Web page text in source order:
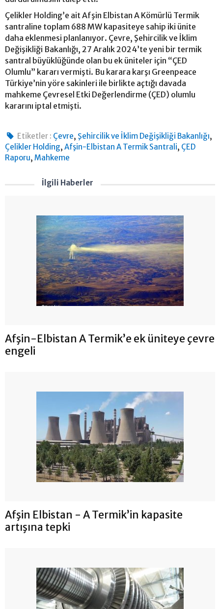
Çelikler Holding’e ait Afşin Elbistan A Kömürlü Termik
santraline toplam 688 MW kapasiteye sahip iki ünite
daha eklenmesi planlanıyor. Çevre, Şehircilik ve İklim
Değişikliği Bakanlığı, 27 Aralık 2024’te yeni bir termik
santral büyüklüğünde olan bu ek üniteler için “ÇED
Olumlu” kararı vermişti. Bu karara karşı Greenpeace
Türkiye’nin yöre sakinleri ile birlikte açtığı davada
mahkeme Çevresel Etki Değerlendirme (ÇED) olumlu
kararını iptal etmişti.
Etiketler : Çevre, Şehircilik ve İklim Değişikliği Bakanlığı,
Çelikler Holding, Afşin-Elbistan A Termik Santrali, ÇED
Raporu, Mahkeme
İlgili Haberler
Afşin-Elbistan A Termik’e ek üniteye çevre
engeli
Afşin Elbistan - A Termik’in kapasite
artışına tepki